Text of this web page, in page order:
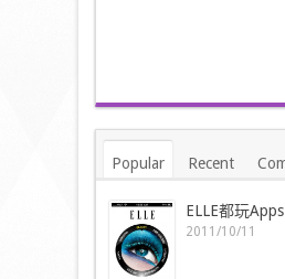
Popular Recent
ELLE都玩
2011/10/11